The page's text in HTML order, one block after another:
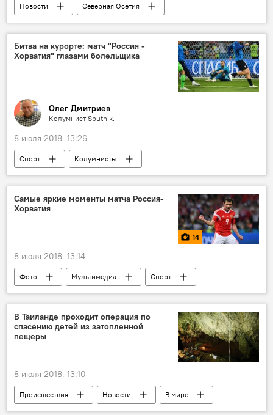
Новости Северная Осетия
Битва на курорте: матч "Россия -
Хорватия" глазами болельщика
Олег Дмитриев
Колумнист Sputnik.
8 июля 2018, 13:26
Спорт Колумнисты
Самые яркие моменты матча Россия-
Хорватия
14
8 июля 2018, 13:14
Фото Мультимедиа
Спорт
Северная Осетия
В Таиланде проходит операция по
спасению детей из затопленной
пещеры
8 июля 2018, 13:10
Происшествия Новости В мире